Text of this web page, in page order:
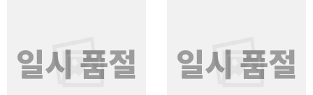
일시 품절 일시 품절